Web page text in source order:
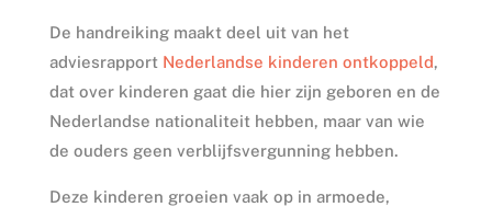
De handreiking maakt deel uit van het
adviesrapport Nederlandse kinderen ontkoppeld,
dat over kinderen gaat die hier zijn geboren en de
Nederlandse nationaliteit hebben, maar van wie
de ouders geen verblijfsvergunning hebben.
Deze kinderen groeien vaak op in armoede,